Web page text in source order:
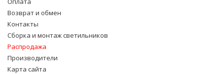
Возврат и обмен
Контакты
Сборка и монтаж светильников
Распродажа
Производители
Карта сайта